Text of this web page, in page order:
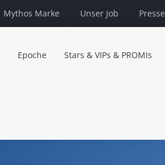
Mythos Marke Unser Job Presse
Epoche Stars & VIPs & PROMIs